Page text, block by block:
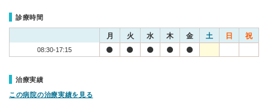
診療時間
月 火 水 木 金 土 日 祝
08:30-17:15
治療実績
この病院の治療実績を見る